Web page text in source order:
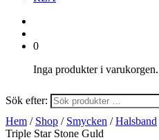
0
Inga produkter i varukorgen.
Sök efter:
Hem / Shop / Smycken /Halsband
Triple Star Stone Guld